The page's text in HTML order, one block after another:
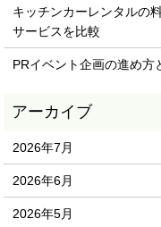
キッチンカーレンタルの
サービスを比較
PRイベント企画の進め
2026年7月
2026年6月
2026年5月